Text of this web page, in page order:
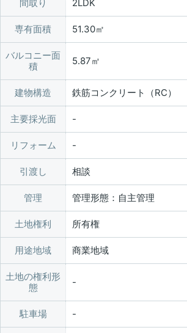
間取り 2LDK
専有面積 51.30㎡
バルコニー面
積
5.87㎡
建物構造 鉄筋コンクリート（RC）
主要採光面
リフォーム
引渡し 相談
管理 管理形態：自主管理
土地権利 所有権
用途地域 商業地域
土地の権利形
態
駐車場